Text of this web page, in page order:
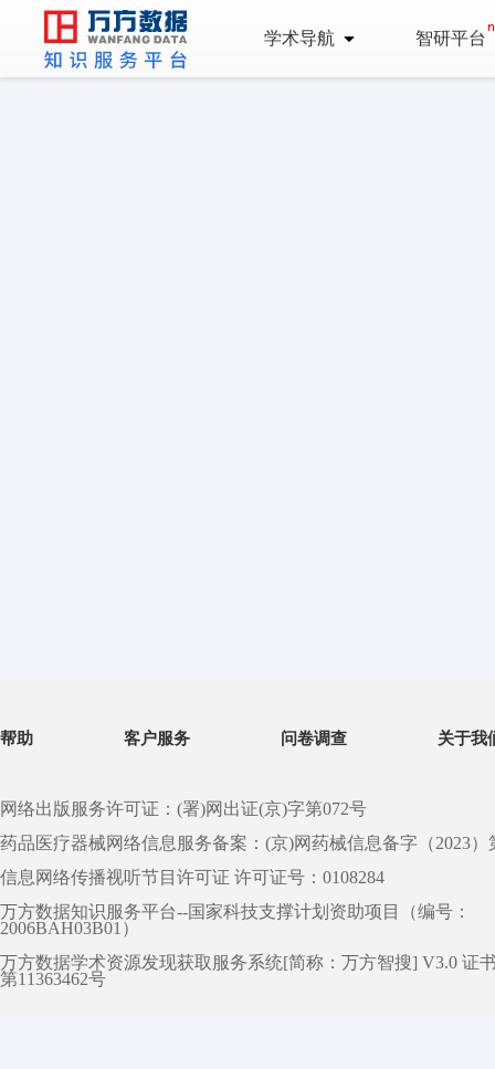
学术导航 智研平台
帮助 客户服务 问卷调查 关于我
网络出版服务许可证：(署)网出证(京)字第072号
药品医疗器械网络信息服务备案：(京)网药械信息备字（2023）
信息网络传播视听节目许可证 许可证号：0108284
万方数据知识服务平台--国家科技支撑计划资助项目（编号：
2006BAH03B01）
万方数据学术资源发现获取服务系统[简称：万方智搜] V3.0 证
第11363462号